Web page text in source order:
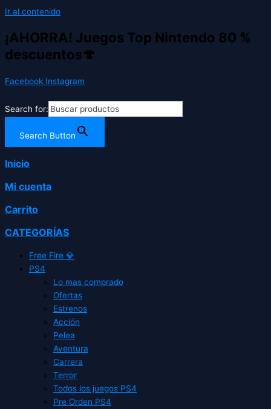
Ir al contenido
¡AHORRA! Juegos Top Nintendo 80 %
descuentos🍄
Facebook Instagram
Search for:
Search Button
Inicio
Mi cuenta
Carrito
CATEGORÍAS
Free Fire 💎
PS4
Lo mas comprado
Ofertas
Estrenos
Acción
Pelea
Aventura
Carrera
Terror
Todos los juegos PS4
Pre Orden PS4